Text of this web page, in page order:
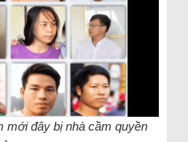
mới đây bị nhà cầm quyền